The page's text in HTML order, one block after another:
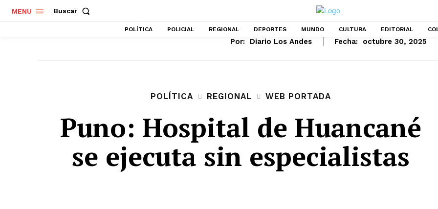
MENU Buscar
POLÍTICA POLICIAL REGIONAL DEPORTES MUNDO CULTURA EDITORIAL
Por: Diario Los Andes Fecha: octubre 30, 2025
POLÍTICA REGIONAL WEB PORTADA
Puno: Hospital de Huancané
se ejecuta sin especialistas